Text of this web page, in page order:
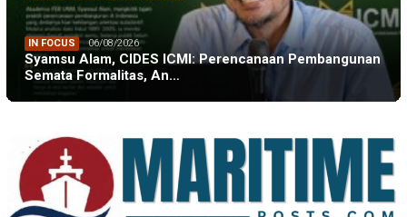
IN FOCUS 06/08/2026
Syamsu Alam, CIDES ICMI: Perencanaan Pembangunan
Semata Formalitas, An…